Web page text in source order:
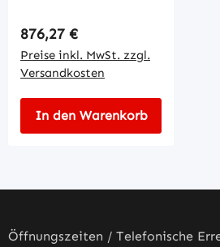
Regulärer Preis:
876,27 €
Preise inkl. MwSt. zzgl.
Versandkosten
In den Warenkorb
Öffnungszeiten / Telefonische